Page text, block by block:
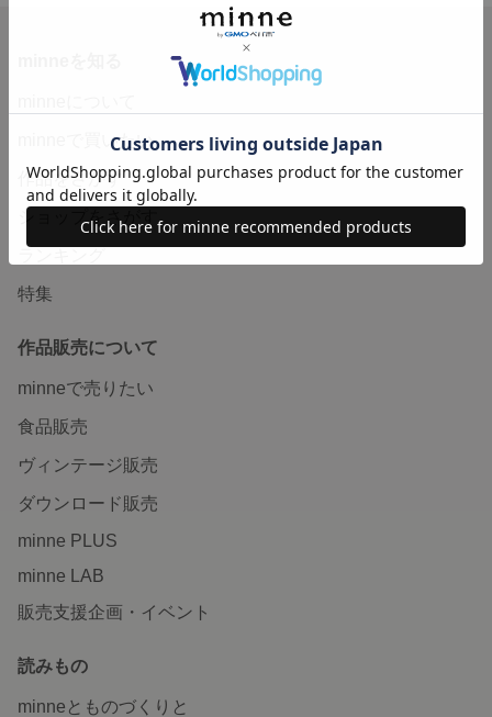
minneで買いたい
作品をさがす
ショップをさがす
特集
作品販売について
minneで売りたい
食品販売
ヴィンテージ販売
ダウンロード販売
minne PLUS
minne LAB
販売支援企画・イベント
読みもの
minneとものづくりと